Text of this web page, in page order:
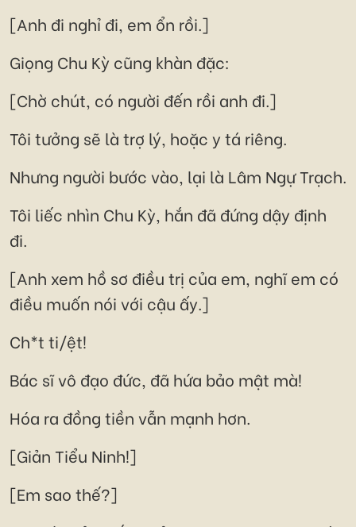
[Anh đi nghỉ đi, em ổn rồi.]
Giọng Chu Kỳ cũng khàn đặc:
[Chờ chút, có người đến rồi anh đi.]
Tôi tưởng sẽ là trợ lý, hoặc y tá riêng.
Nhưng người bước vào, lại là Lâm Ngự Trạch.
Tôi liếc nhìn Chu Kỳ, hắn đã đứng dậy định
đi.
[Anh xem hồ sơ điều trị của em, nghĩ em có
điều muốn nói với cậu ấy.]
Ch*t ti/ệt!
Bác sĩ vô đạo đức, đã hứa bảo mật mà!
Hóa ra đồng tiền vẫn mạnh hơn.
[Giản Tiểu Ninh!]
[Em sao thế?]